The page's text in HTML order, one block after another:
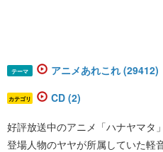
テーマ アニメあれこれ (29412)
カテゴリ CD (2)
好評放送中のアニメ「ハナヤマタ」
登場人物のヤヤが所属していた軽